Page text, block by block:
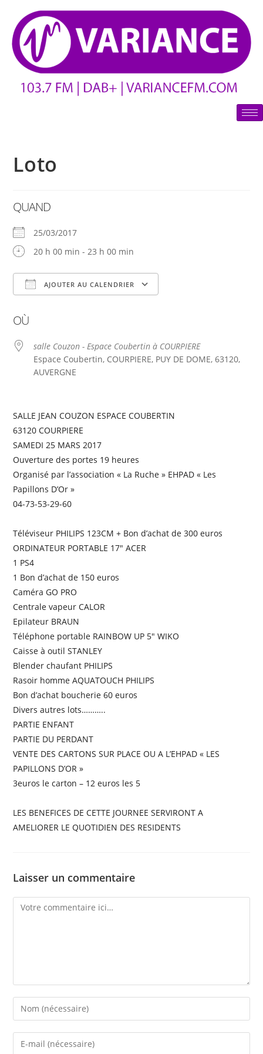
Loto
QUAND
25/03/2017
20 h 00 min - 23 h 00 min
AJOUTER AU CALENDRIER
OÙ
salle Couzon - Espace Coubertin à COURPIERE
Espace Coubertin, COURPIERE, PUY DE DOME, 63120,
AUVERGNE
SALLE JEAN COUZON ESPACE COUBERTIN
63120 COURPIERE
SAMEDI 25 MARS 2017
Ouverture des portes 19 heures
Organisé par l’association « La Ruche » EHPAD « Les
Papillons D’Or »
04-73-53-29-60
Téléviseur PHILIPS 123CM + Bon d’achat de 300 euros
ORDINATEUR PORTABLE 17″ ACER
1 PS4
1 Bon d’achat de 150 euros
Caméra GO PRO
Centrale vapeur CALOR
Epilateur BRAUN
Téléphone portable RAINBOW UP 5″ WIKO
Caisse à outil STANLEY
Blender chaufant PHILIPS
Rasoir homme AQUATOUCH PHILIPS
Bon d’achat boucherie 60 euros
Divers autres lots………..
PARTIE ENFANT
PARTIE DU PERDANT
VENTE DES CARTONS SUR PLACE OU A L’EHPAD « LES
PAPILLONS D’OR »
3euros le carton – 12 euros les 5
LES BENEFICES DE CETTE JOURNEE SERVIRONT A
AMELIORER LE QUOTIDIEN DES RESIDENTS
Laisser un commentaire